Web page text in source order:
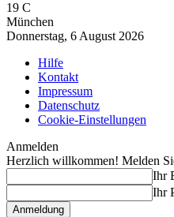
19 C
München
Donnerstag, 6 August 2026
Hilfe
Kontakt
Impressum
Datenschutz
Cookie-Einstellungen
Anmelden
Herzlich willkommen! Melden
Ihr
Ihr